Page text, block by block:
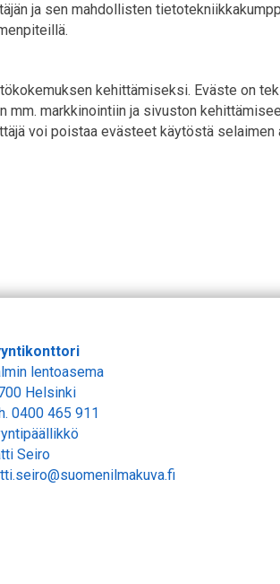
ja sen mahdollisten
kehittämiseksi. Eväste on
markkinointiin ja sivuston
voi poistaa evästeet käytöstä
lentoasema
Helsinki
0400 465 911
Seiro